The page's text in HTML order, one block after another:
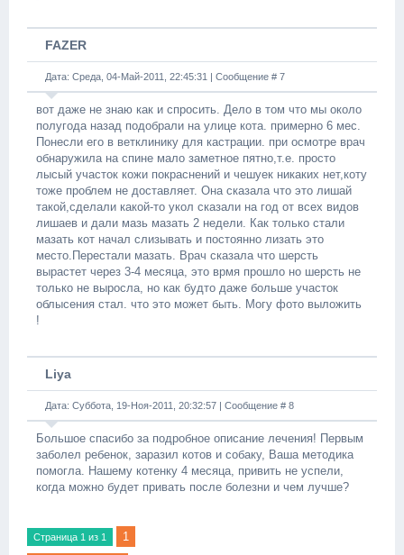
FAZER
Дата: Среда, 04-Май-2011, 22:45:31 | Сообщение # 7
вот даже не знаю как и спросить. Дело в том что мы около
полугода назад подобрали на улице кота. примерно 6 мес.
Понесли его в ветклинику для кастрации. при осмотре врач
обнаружила на спине мало заметное пятно,т.е. просто
лысый участок кожи покраснений и чешуек никаких нет,коту
тоже проблем не доставляет. Она сказала что это лишай
такой,сделали какой-то укол сказали на год от всех видов
лишаев и дали мазь мазать 2 недели. Как только стали
мазать кот начал слизывать и постоянно лизать это
место.Перестали мазать. Врач сказала что шерсть
вырастет через 3-4 месяца, это врмя прошло но шерсть не
только не выросла, но как будто даже больше участок
облысения стал. что это может быть. Могу фото выложить
!
Liya
Дата: Суббота, 19-Ноя-2011, 20:32:57 | Сообщение # 8
Большое спасибо за подробное описание лечения! Первым
заболел ребенок, заразил котов и собаку, Ваша методика
помогла. Нашему котенку 4 месяца, привить не успели,
когда можно будет привать после болезни и чем лучше?
Страница 1 из 1 1